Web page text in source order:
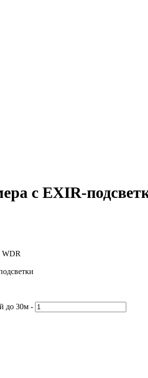
с EXIR-
WDR
до 30м -